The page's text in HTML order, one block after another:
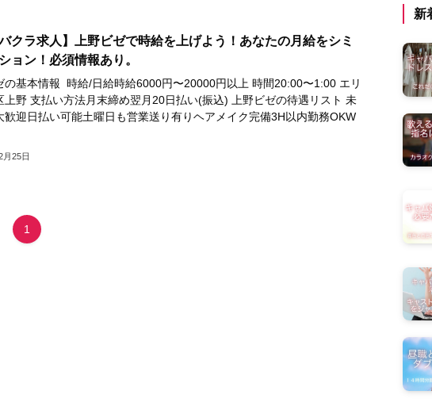
バクラ求人】上野ビゼで時給を上げよう！あなたの月給をシミ
ョン！必須情報あり。
の基本情報 時給/日給時給6000円〜20000円以上 時間20:00〜1:00 エリ
上野 支払い方法月末締め翌月20日払い(振込) 上野ビゼの待遇リスト 未
歓迎日払い可能土曜日も営業送り有りヘアメイク完備3H以内勤務OKW
月25日
1
新